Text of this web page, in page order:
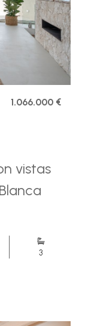
1.066.000 €
vistas
3